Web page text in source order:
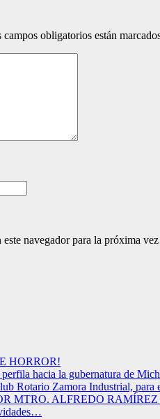
campos obligatorios están
navegador para la próxima
HORROR!
hacia la gubernatura de
Rotario Zamora Industrial, para
MTRO. ALFREDO